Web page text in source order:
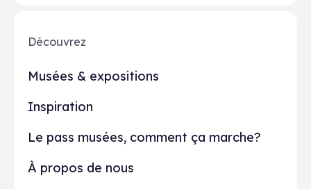
Découvrez
Musées & expositions
Inspiration
Le pass musées, comment ça marche?
À propos de nous